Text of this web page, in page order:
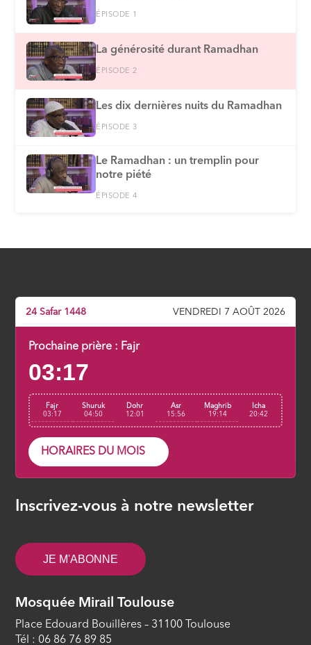
ÉPISODE 1
La générosité durant Ramadhan
ÉPISODE 2
Les dix dernières nuits du Ramadhan
ÉPISODE 3
Le Ramadhan : un tremplin pour
notre piété
ÉPISODE 4
24 Safar 1448 VENDREDI 7 AOÛT 2026
Prochaine prière : Fajr
03:17
Fajr
03:17
Shuruk
04:50
Dohr
12:01
Asr
15:56
Maghrib
19:14
Icha
20:42
HORAIRES DU MOIS
Inscrivez-vous à notre newsletter
JE M'ABONNE
Mosquée Mirail Toulouse
Place Edouard Bouillères – 31100 Toulouse
Tél : 06 86 76 89 85